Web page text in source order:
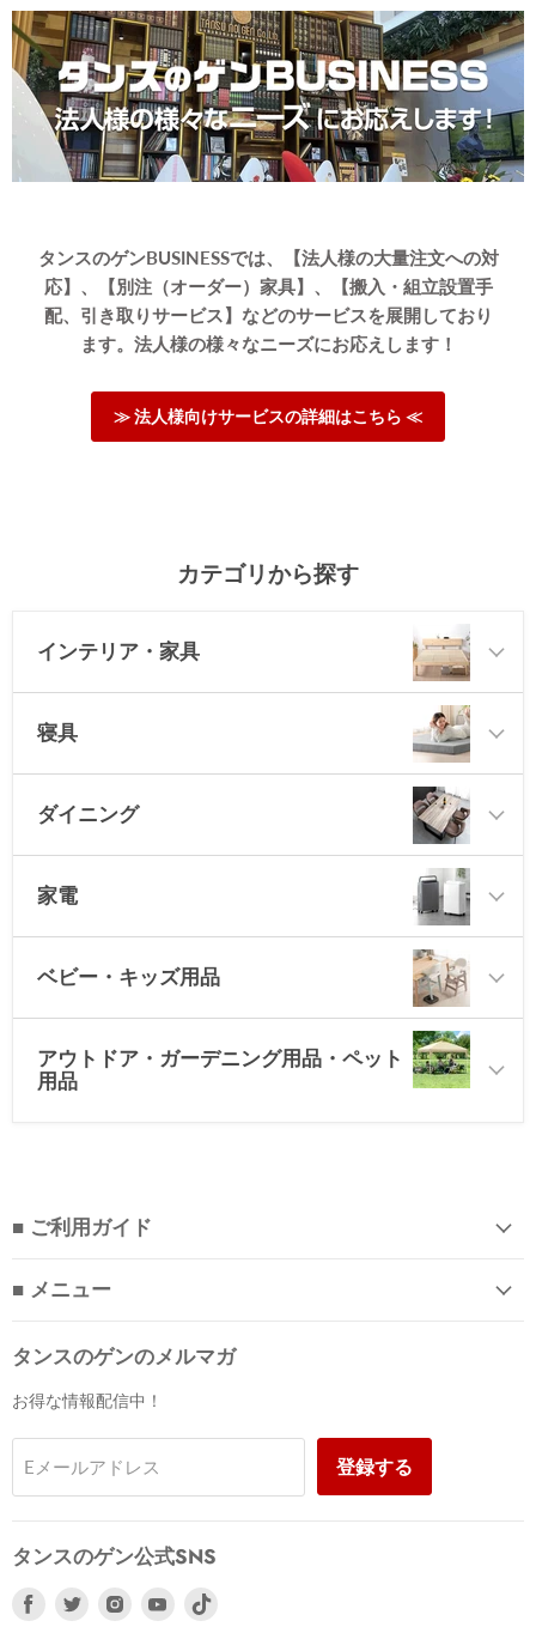
タンスのゲンBUSINESSでは、【法人様の大量注文への対
応】、【別注（オーダー）家具】、【搬入・組立設置手
配、引き取りサービス】などのサービスを展開しており
ます。法人様の様々なニーズにお応えします！
≫ 法人様向けサービスの詳細はこちら ≪
カテゴリから探す
インテリア・家具
寝具
ダイニング
家電
ベビー・キッズ用品
アウトドア・ガーデニング用品・ペット
用品
■ ご利用ガイド
■ メニュー
タンスのゲンのメルマガ
お得な情報配信中！
Eメールアドレス 登録する
タンスのゲン公式SNS
FacebookTwitter InstagramYoutube